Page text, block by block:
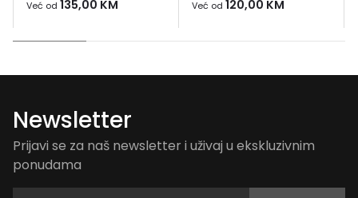
Već od 135,00 KM Već od 120,00 KM
Newsletter
Prijavi se za naš newsletter i uživaj u ekskluzivnim
ponudama